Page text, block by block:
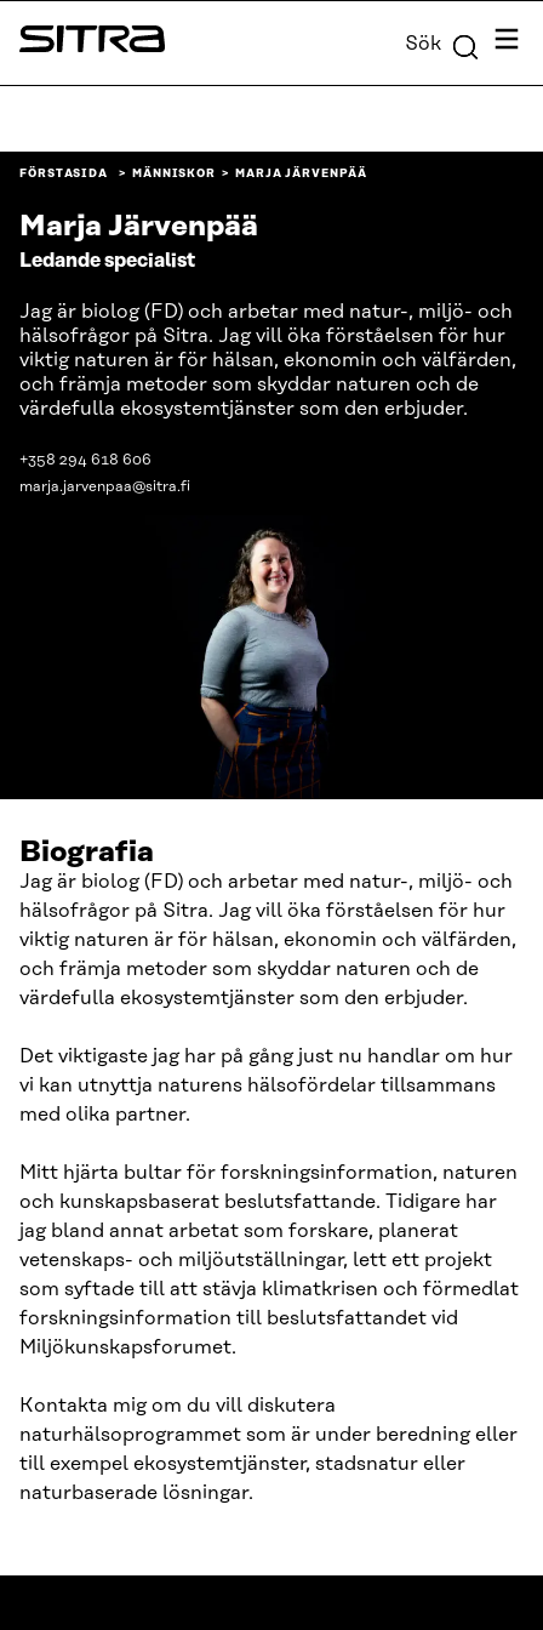
Skip to
content
Sitra Sök Meny
FÖRSTASIDA MÄNNISKOR MARJA JÄRVENPÄÄ
Marja Järvenpää
Ledande specialist
Jag är biolog (FD) och arbetar med natur-, miljö- och
hälsofrågor på Sitra. Jag vill öka förståelsen för hur
viktig naturen är för hälsan, ekonomin och välfärden,
och främja metoder som skyddar naturen och de
värdefulla ekosystemtjänster som den erbjuder.
+358 294 618 606
marja.jarvenpaa@sitra.fi
Biografia
Jag är biolog (FD) och arbetar med natur-, miljö- och
hälsofrågor på Sitra. Jag vill öka förståelsen för hur
viktig naturen är för hälsan, ekonomin och välfärden,
och främja metoder som skyddar naturen och de
värdefulla ekosystemtjänster som den erbjuder.
Det viktigaste jag har på gång just nu handlar om hur
vi kan utnyttja naturens hälsofördelar tillsammans
med olika partner.
Mitt hjärta bultar för forskningsinformation, naturen
och kunskapsbaserat beslutsfattande. Tidigare har
jag bland annat arbetat som forskare, planerat
vetenskaps- och miljöutställningar, lett ett projekt
som syftade till att stävja klimatkrisen och förmedlat
forskningsinformation till beslutsfattandet vid
Miljökunskapsforumet.
Kontakta mig om du vill diskutera
naturhälsoprogrammet som är under beredning eller
till exempel ekosystemtjänster, stadsnatur eller
naturbaserade lösningar.